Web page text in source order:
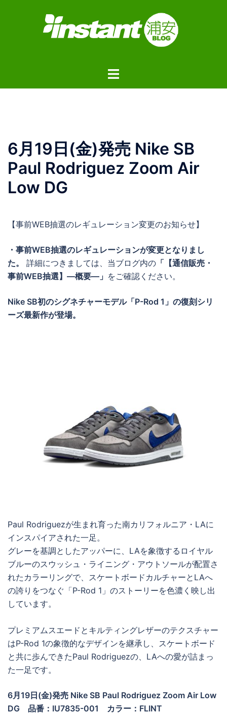
ト
ー
6月19日(金)発売 Nike SB
Paul Rodriguez Zoom Air
Low DG
【事前WEB抽選のレギュレーション変更のお知らせ】
・事前WEB抽選のレギュレーションが変更となりまし
た。
詳細につきましては、当ブログ内の 「【通信販売・
事前WEB抽選】―概要―」 をご確認ください。
Nike SB初のシグネチャーモデル「P-Rod 1」の復刻シリ
ーズ最新作が登場。
Paul Rodriguezが生まれ育った南カリフォルニア・LAに
インスパイアされた一足。
グレーを基調としたアッパーに、LAを象徴するロイヤル
ブルーのスウッシュ・ライニング・アウトソールが配置さ
れたカラーリングで、スケートボードカルチャーとLAへ
の誇りをつなぐ「P-Rod 1」のストーリーを色濃く映し出
しています。
プレミアムスエードとキルティングレザーのテクスチャー
はP-Rod 1の象徴的なデザインを継承し、スケートボード
と共に歩んできたPaul Rodriguezの、LAへの愛が詰まっ
た一足です。
6月19日(金)発売 Nike SB Paul Rodriguez Zoom Air Low
DG 品番：IU7835-001 カラー：FLINT